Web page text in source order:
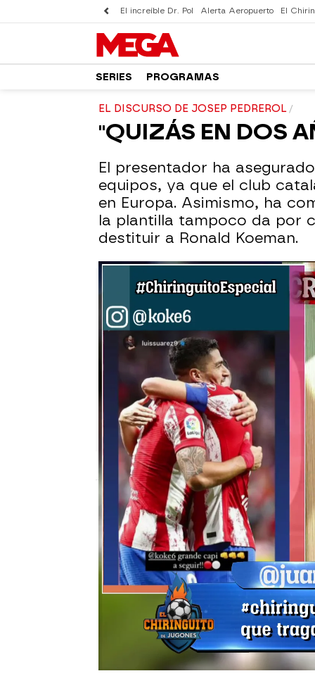
El increíble Dr. Pol Alerta Aeropuerto El
SERIES PROGRAMAS
EL DISCURSO DE JOSEP PEDREROL
"QUIZÁS EN DOS
El presentador ha
equipos, ya que el club
en Europa. Asimismo, ha
la plantilla tampoco da por
destituir a Ronald Koeman.
El Chiringuito
Madrid
Publicado:03 de octubre de 2021, 01:48
F.C Barcelona Josep Pedrerol